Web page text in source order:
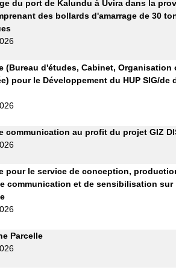
du port de Kalundu à Uvira dans la
des bollards d'amarrage de 30
(Bureau d'études, Cabinet,
pour le Développement du HUP SIG/de
communication au profit du projet GIZ
pour le service de conception,
communication et de sensibilisation sur
Parcelle